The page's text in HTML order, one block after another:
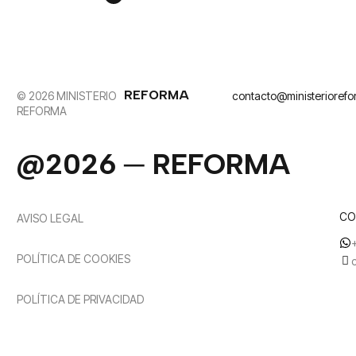
© 2026 MINISTERIO
REFORMA
REFORMA
@2026 ─ REFORMA
AVISO LEGAL
POLÍTICA DE COOKIES
POLÍTICA DE PRIVACIDAD